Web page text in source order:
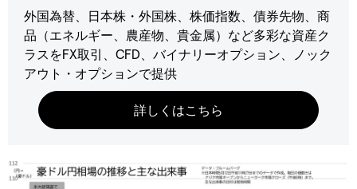
外国為替、日本株・外国株、株価指数、債券先物、商
品（エネルギー、農産物、貴金属）など多彩な資産ク
ラスをFX取引、CFD、バイナリーオプション、ノック
アウト・オプションで提供